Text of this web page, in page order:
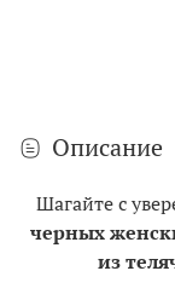
Описание
Шагайте с
черных
из